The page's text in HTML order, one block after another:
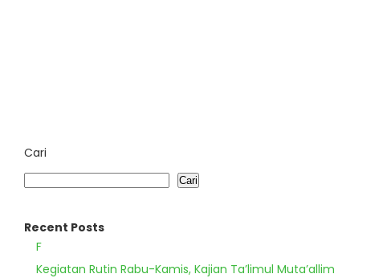
Cari
Cari
Recent Posts
F
Kegiatan Rutin Rabu-Kamis, Kajian Ta’limul Muta’allim